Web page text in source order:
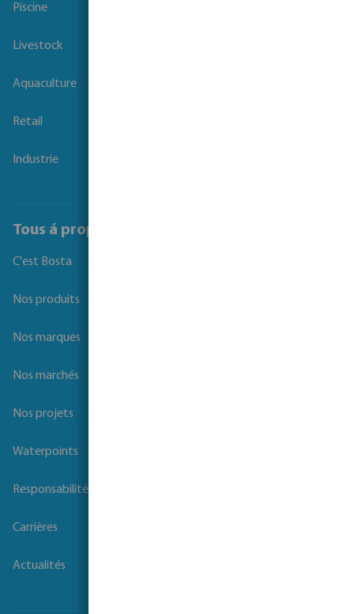
Piscine
Livestock
Aquaculture
Retail
Industrie
Tous á propos de Bosta
C'est Bosta
Nos produits
Nos marques
Nos marchés
Nos projets
Waterpoints
Responsabilité sociale des entreprises
Carrières
Actualités